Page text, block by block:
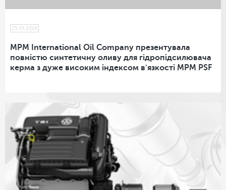
25.05.2016
MPM International Oil Company презентувала
повністю синтетичну оливу для гідропідсилювача
керма з дуже високим індексом в'язкості MPM PSF